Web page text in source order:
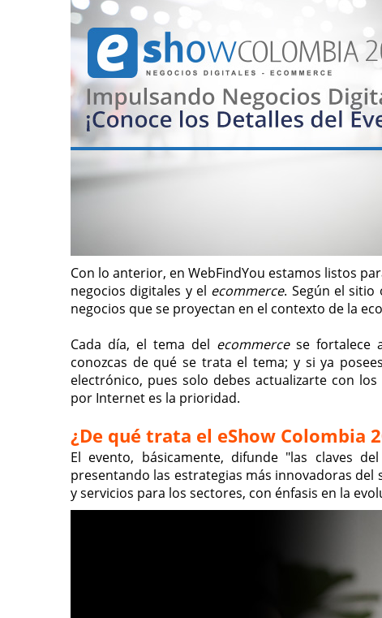
Con lo anterior, en WebFindYou estamos listos
negocios digitales y el ecommerce. Según el sitio
negocios que se proyectan en el contexto de la
Cada día, el tema del ecommercese fortalece
conozcas de qué se trata el tema; y si ya
electrónico, pues solo debes actualizarte con
por Internet es la prioridad.
¿De qué trata el eShow Colombia
El evento, básicamente, difunde "las claves
presentando las estrategias más innovadoras
y servicios para los sectores, con énfasis en la